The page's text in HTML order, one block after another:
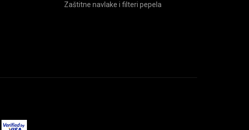
Zaštitne navlake i filteri pepela